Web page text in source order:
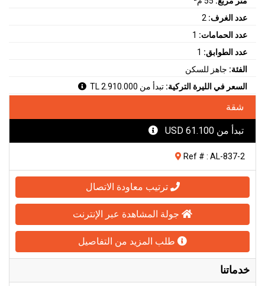
عدد الغرف: 2
عدد الحمامات: 1
عدد الطوابق: 1
الفئة: جاهز للسكن
السعر في الليرة التركية: تبدأ من 2.910.000 TL
شقة
تبدأ من 61.100 USD
Ref # : AL-837-2
ترتيب معاودة الاتصال
جولة المشاهدة عبر الإنترنت
طلب المزيد من التفاصيل
خدماتنا